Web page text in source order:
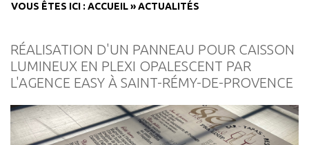
VOUS ÊTES ICI : ACCUEIL»ACTUALITÉS
RÉALISATION D'UN PANNEAU POUR CAISSON
LUMINEUX EN PLEXI OPALESCENT PAR
L'AGENCE EASY À SAINT-RÉMY-DE-PROVENCE